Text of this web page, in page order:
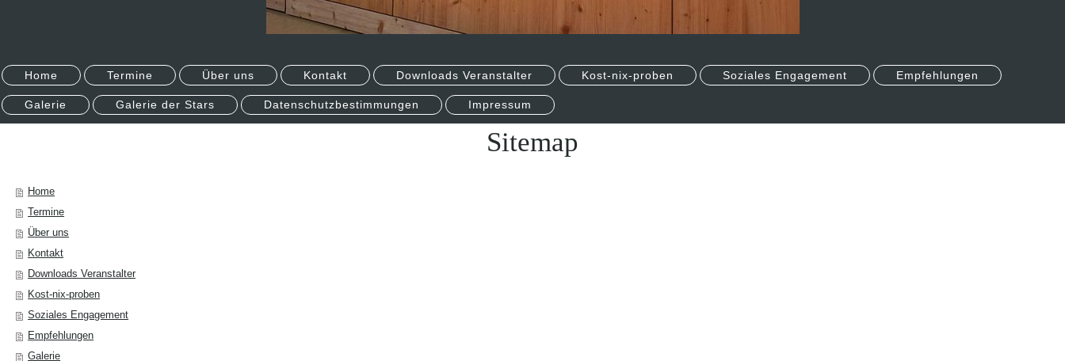
Home Termine Über uns Kontakt Downloads Veranstalter Kost-nix-proben Soziales Engagement Empfehlungen
Galerie Galerie der Stars Datenschutzbestimmungen Impressum
Sitemap
Home
Termine
Über uns
Kontakt
Downloads Veranstalter
Kost-nix-proben
Soziales Engagement
Empfehlungen
Galerie